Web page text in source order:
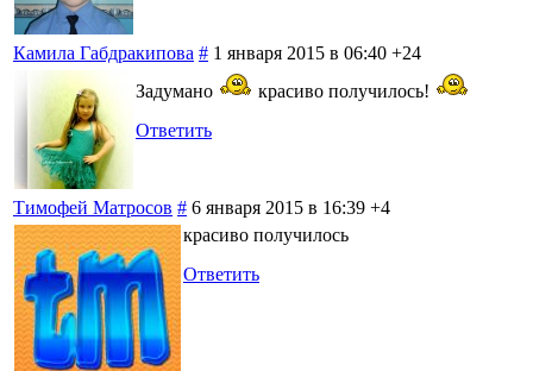
Камила Габдракипова # 1 января 2015 в 06:40 +24
Задумано
красиво получилось!
Ответить
Тимофей Матросов # 6 января 2015 в 16:39 +4
красиво получилось
Ответить